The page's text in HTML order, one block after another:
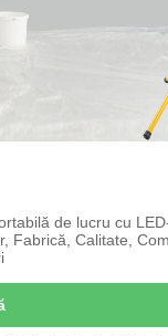
de lucru cu
Fabrică, Calitate,